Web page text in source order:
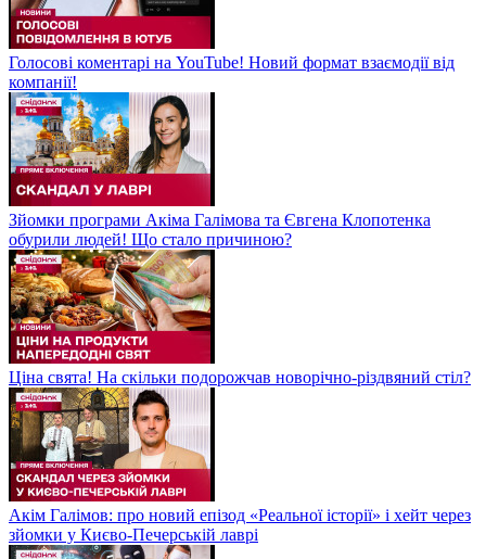
Голосові коментарі на YouTube! Новий формат взаємодії від
компанії!
Зйомки програми Акіма Галімова та Євгена Клопотенка
обурили людей! Що стало причиною?
Ціна свята! На скільки подорожчав новорічно-різдвяний стіл?
Акім Галімов: про новий епізод «Реальної історії» і хейт через
зйомки у Києво-Печерській лаврі